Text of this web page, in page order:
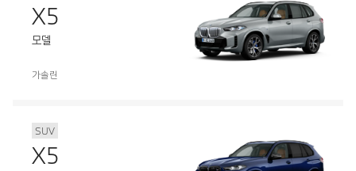
X5
모델
가솔린
SUV
X5